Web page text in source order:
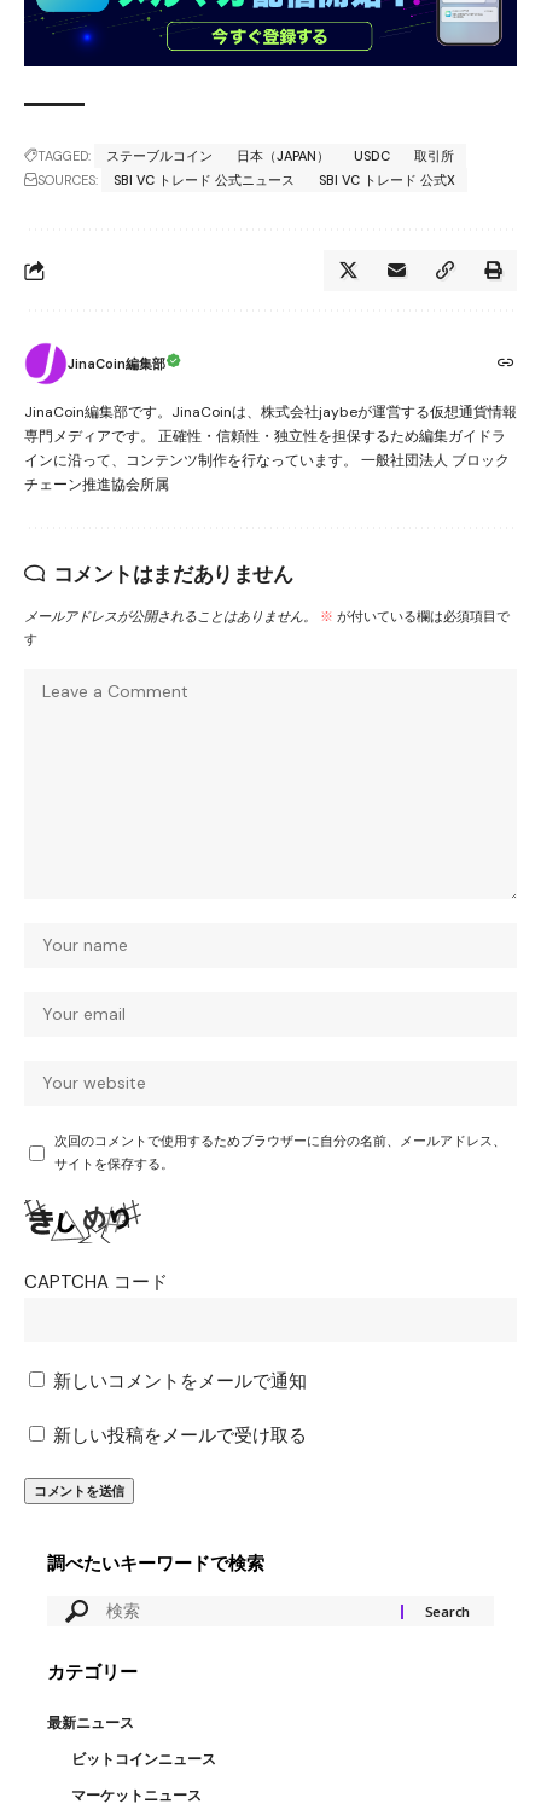
TAGGED: ステーブルコイン 日本（JAPAN） USDC
取引所
SOURCES:
SBI VC トレード 公式ニュース SBI VC トレード 公式X
JinaCoin編集部
JinaCoin編集部です。JinaCoinは、株式会社jaybeが運営する仮想通貨情報
専門メディアです。 正確性・信頼性・独立性を担保するため編集ガイドラ
インに沿って、コンテンツ制作を行なっています。 一般社団法人 ブロック
チェーン推進協会所属
コメントはまだありません
メールアドレスが公開されることはありません。 ※ が付いている欄は必須項目で
す
次回のコメントで使用するためブラウザーに自分の名前、メールアドレス、
サイトを保存する。
CAPTCHA コード
新しいコメントをメールで通知
新しい投稿をメールで受け取る
調べたいキーワードで検索
カテゴリー
最新ニュース
ビットコインニュース
マーケットニュース